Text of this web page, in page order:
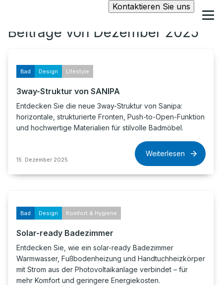
Kontaktieren Sie uns
Beiträge von Dezember 2025
Bad Design Lifestyle
3way-Struktur von SANIPA
Entdecken Sie die neue 3way-Struktur von Sanipa:
horizontale, strukturierte Fronten, Push-to-Open-Funktion
und hochwertige Materialien für stilvolle Badmöbel.
15. Dezember 2025
Weiterlesen
Bad Design Komfort & Hygiene
Solar-ready Badezimmer
Entdecken Sie, wie ein solar-ready Badezimmer
Warmwasser, Fußbodenheizung und Handtuchheizkörper
mit Strom aus der Photovoltaikanlage verbindet – für
mehr Komfort und geringere Energiekosten.